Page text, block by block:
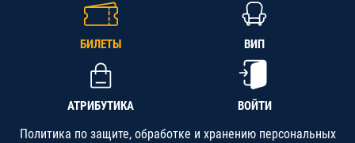
БИЛЕТЫ ВИП
АТРИБУТИКА ВОЙТИ
Политика по защите, обработке и хранению персональных